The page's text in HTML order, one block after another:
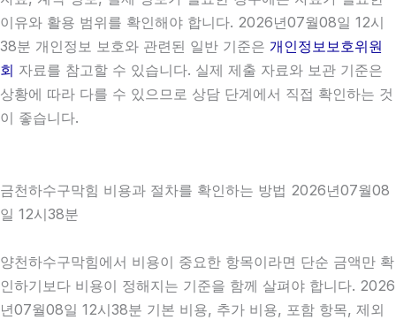
이유와 활용 범위를 확인해야 합니다. 2026년07월08일 12시
38분 개인정보 보호와 관련된 일반 기준은 개인정보보호위원
회 자료를 참고할 수 있습니다. 실제 제출 자료와 보관 기준은
상황에 따라 다를 수 있으므로 상담 단계에서 직접 확인하는 것
이 좋습니다.
금천하수구막힘 비용과 절차를 확인하는 방법 2026년07월08
일 12시38분
양천하수구막힘에서 비용이 중요한 항목이라면 단순 금액만 확
인하기보다 비용이 정해지는 기준을 함께 살펴야 합니다. 2026
년07월08일 12시38분 기본 비용, 추가 비용, 포함 항목, 제외